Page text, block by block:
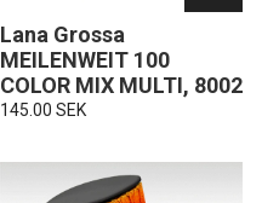
Lana Grossa
MEILENWEIT 100
COLOR MIX MULTI, 8002
145.00 SEK